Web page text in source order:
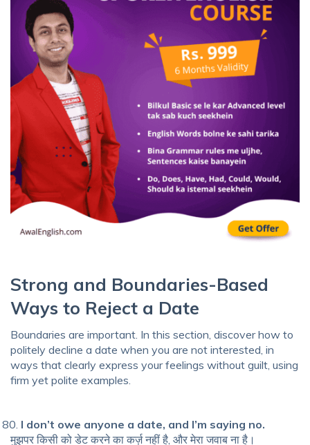
Strong and Boundaries-Based
Ways to Reject a Date
Boundaries are important. In this section, discover how to
politely decline a date when you are not interested, in
ways that clearly express your feelings without guilt, using
firm yet polite examples.
I don’t owe anyone a date, and I’m saying no.
मुझपर किसी को डेट करने का कर्ज़ नहीं है, और मेरा जवाब ना है।